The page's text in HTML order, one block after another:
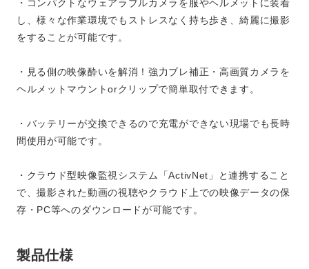
・コンパクトなウェアラブルカメラを服やヘルメットに装着
し、様々な作業環境でもストレスなく持ち歩き、綺麗に撮影
をすることが可能です。
・見る側の映像酔いを解消！強力ブレ補正・高画質カメラを
ヘルメットマウントorクリップで簡単取付できます。
・バッテリーが交換できるので充電ができない現場でも長時
間使用が可能です。
・クラウド型映像監視システム「ActivNet」と連携すること
で、撮影された動画の視聴やクラウド上での映像データの保
存・PC等へのダウンロードが可能です。
製品仕様